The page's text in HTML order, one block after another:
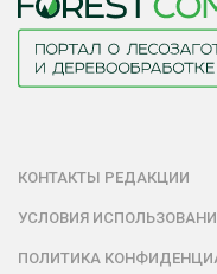
КОНТАКТЫ РЕДАКЦИИ
УСЛОВИЯ
ПОЛИТИКА